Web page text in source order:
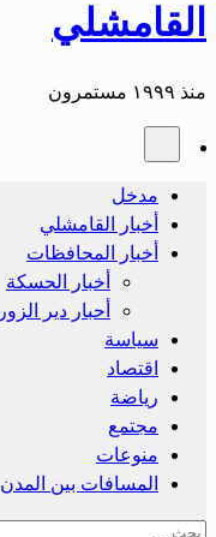
القامشلي
منذ ١٩٩٩ مستمرون
مدخل
أخبار القامشلي
أخبار المحافظات
أخبار الحسكة
أحبار دير الزور
سياسة
اقتصاد
رياضة
مجتمع
منوعات
المسافات بين المدن